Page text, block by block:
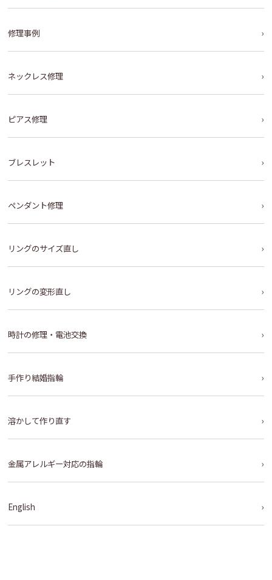
修理事例
ネックレス修理
ピアス修理
ブレスレット
ペンダント修理
リングのサイズ直し
リングの変形直し
時計の修理・電池交換
手作り結婚指輪
溶かして作り直す
金属アレルギー対応の指輪
English